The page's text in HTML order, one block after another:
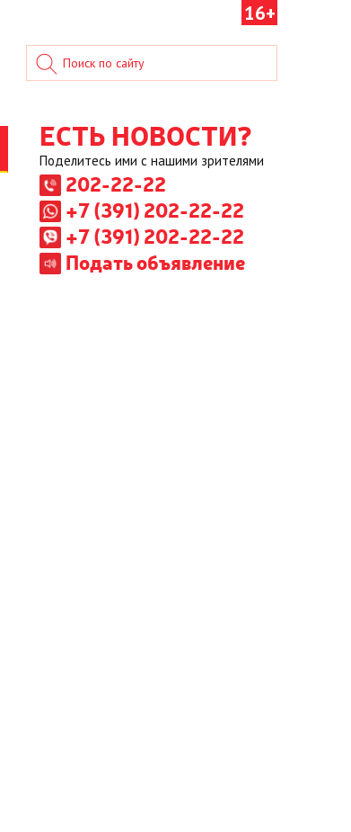
16+
ЕСТЬ НОВОСТИ?
Поделитесь ими с нашими зрителями
202-22-22
+7 (391) 202-22-22
+7 (391) 202-22-22
Подать объявление